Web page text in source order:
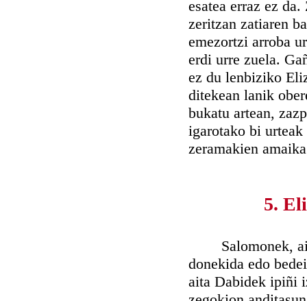
esatea erraz ez
zeritzan zatiaren
emezortzi arroba
erdi urre zuela.
ez du lenbiziko
ditekean lanik
bukatu artean,
igarotako bi urteak
zeramakien
5.
Salomonek, ain
donekida edo
aita Dabidek ipiñi